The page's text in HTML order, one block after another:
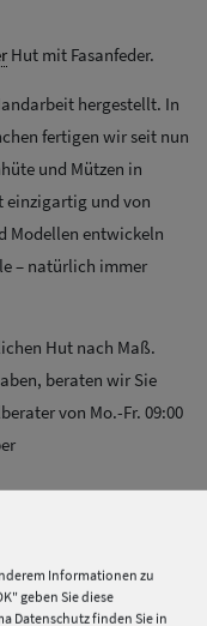
Hut mit Fasanfeder.
hergestellt. In
fertigen wir seit nun
und Mützen in
einzigartig und von
Modellen entwickeln
– natürlich immer
Hut nach Maß.
beraten wir Sie
von Mo.-Fr. 09:00
»
Informationen zu
geben Sie diese
Datenschutz finden Sie in